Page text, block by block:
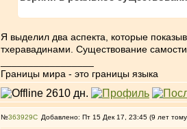
Я выделил два аспекта, которые
тхеравадинами. Существование
Границы мира - это границы языка
№363929 Добавлено: Пт 15 Дек 17, 23:45 (9 лет